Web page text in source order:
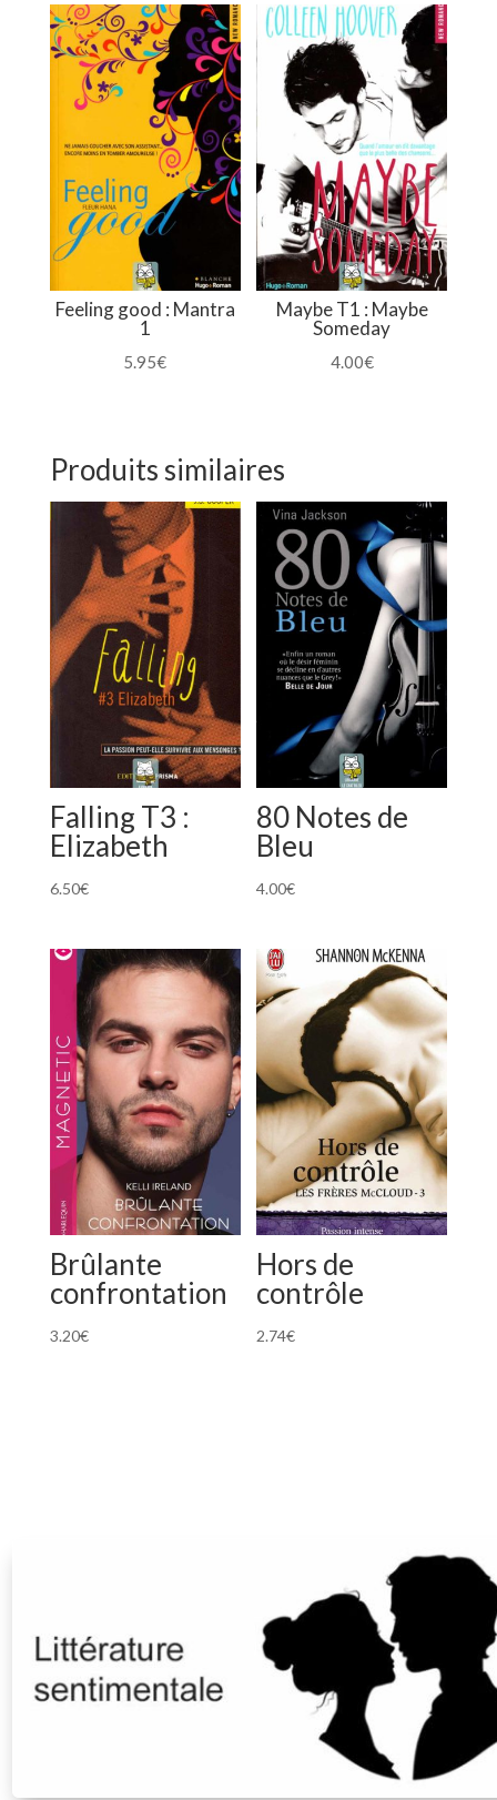
Feeling good : Mantra
1
5.95€
Maybe T1 : Maybe
Someday
4.00€
Produits similaires
Falling T3 :
Elizabeth
6.50€
80 Notes de
Bleu
4.00€
Brûlante
confrontation
3.20€
Hors de
contrôle
2.74€